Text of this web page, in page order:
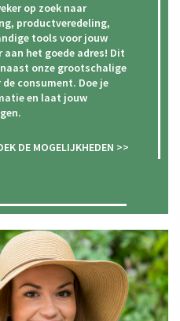
op zoek naar
productveredeling,
tools voor jouw
aan het goede adres! Dit
onze grootschalige
consument. Doe je
en laat jouw
DE MOGELIJKHEDEN >>